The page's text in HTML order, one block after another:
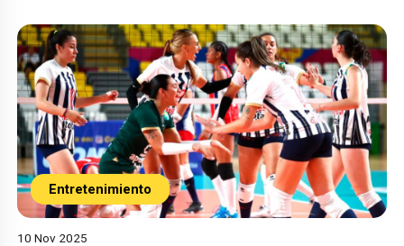
Entretenimiento
10 Nov 2025